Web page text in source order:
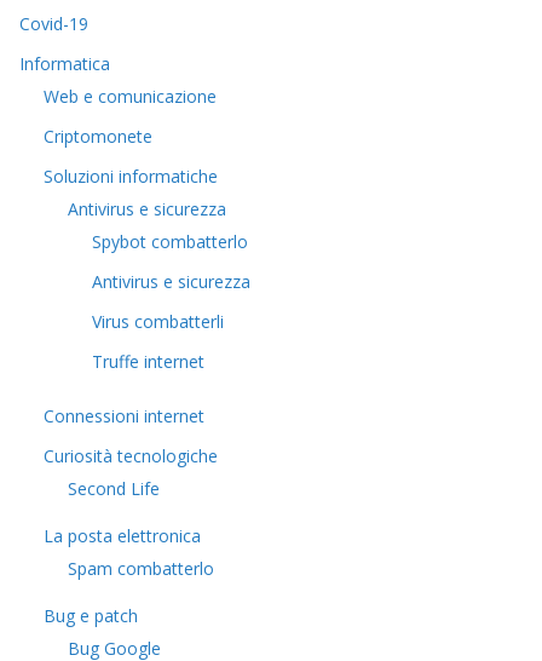
Covid-19
Informatica
Web e comunicazione
Criptomonete
Soluzioni informatiche
Antivirus e sicurezza
Spybot combatterlo
Antivirus e sicurezza
Virus combatterli
Truffe internet
Connessioni internet
Curiosità tecnologiche
​Second Life
La posta elettronica
Spam combatterlo
Bug e patch
Bug Google